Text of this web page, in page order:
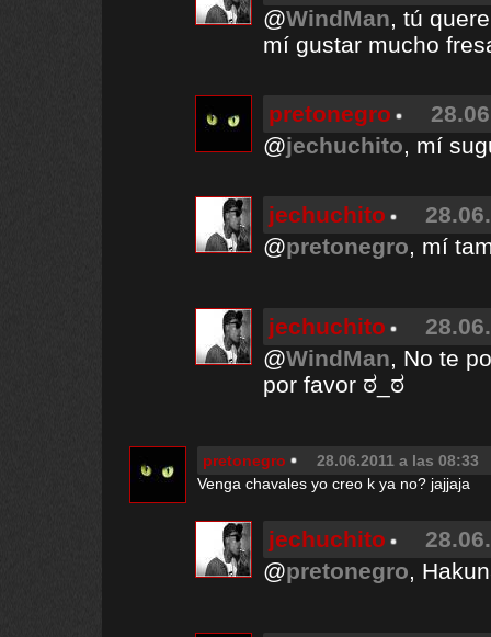
@WindMan, tú
mí gustar mucho
pretonegro
@jechuchito, mí
jechuchito
@pretonegro, mí
jechuchito
@WindMan, No te
por favor ಠ_ಠ
pretonegro
28.06.2011 a las 08:33
Venga chavales yo creo k ya no? jajjaja
jechuchito
@pretonegro,